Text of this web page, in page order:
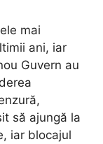
mai
ani, iar
Guvern au
să ajungă la
iar blocajul